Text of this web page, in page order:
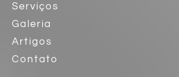
Serviços
Galeria
Artigos
Contato